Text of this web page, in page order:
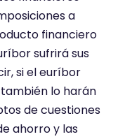
a
financiero
sufrirá sus
si el euríbor
lo harán
de cuestiones
ahorro y las